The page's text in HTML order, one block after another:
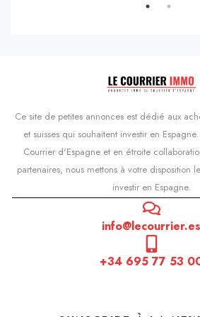
Ce site de petites annonces est dédié aux
et suisses qui souhaitent investir en
Courrier d'Espagne et en étroite
partenaires, nous mettons à votre disposition
investir en Espagne.
info@lecourrier.es
+34 695 77 53